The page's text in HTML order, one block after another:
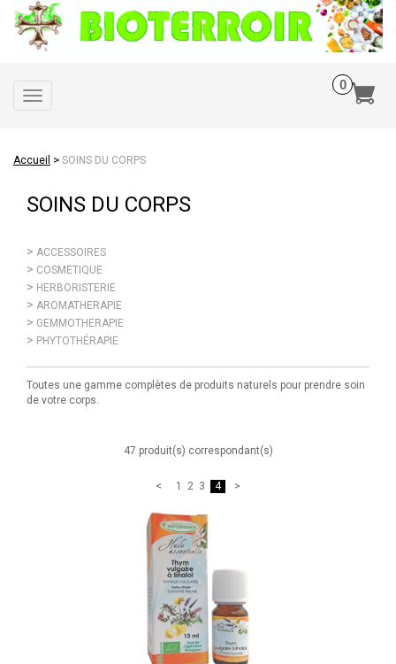
Toggle
navigation
Accueil > SOINS DU CORPS
SOINS DU CORPS
ACCESSOIRES
COSMETIQUE
HERBORISTERIE
AROMATHERAPIE
GEMMOTHERAPIE
PHYTOTHÉRAPIE
Toutes une gamme complètes de produits naturels pour prendre soin
de votre corps.
47 produit(s) correspondant(s)
1 2 3 4